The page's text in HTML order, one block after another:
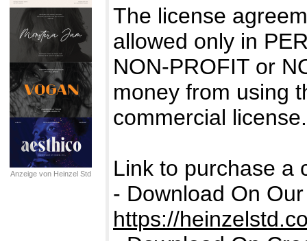
Anzeige von Heinzel Std
The license
allowed only in
NON-PROFIT or
money from using
commercial license.
Link to purchase a
- Download On
https://